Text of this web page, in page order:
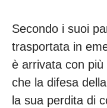
Secondo i suoi
trasportata in
è arrivata con
che la difesa
la sua perdita di